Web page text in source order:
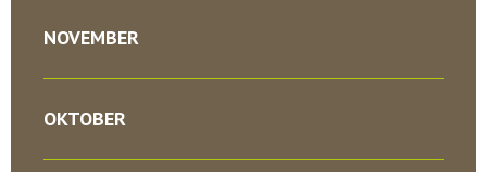
NOVEMBER
OKTOBER